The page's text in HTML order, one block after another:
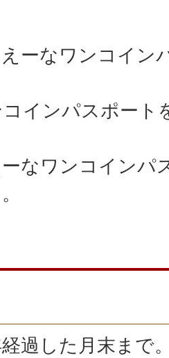
ーなワンコイン
インパスポート
なワンコインパ
過した月末まで